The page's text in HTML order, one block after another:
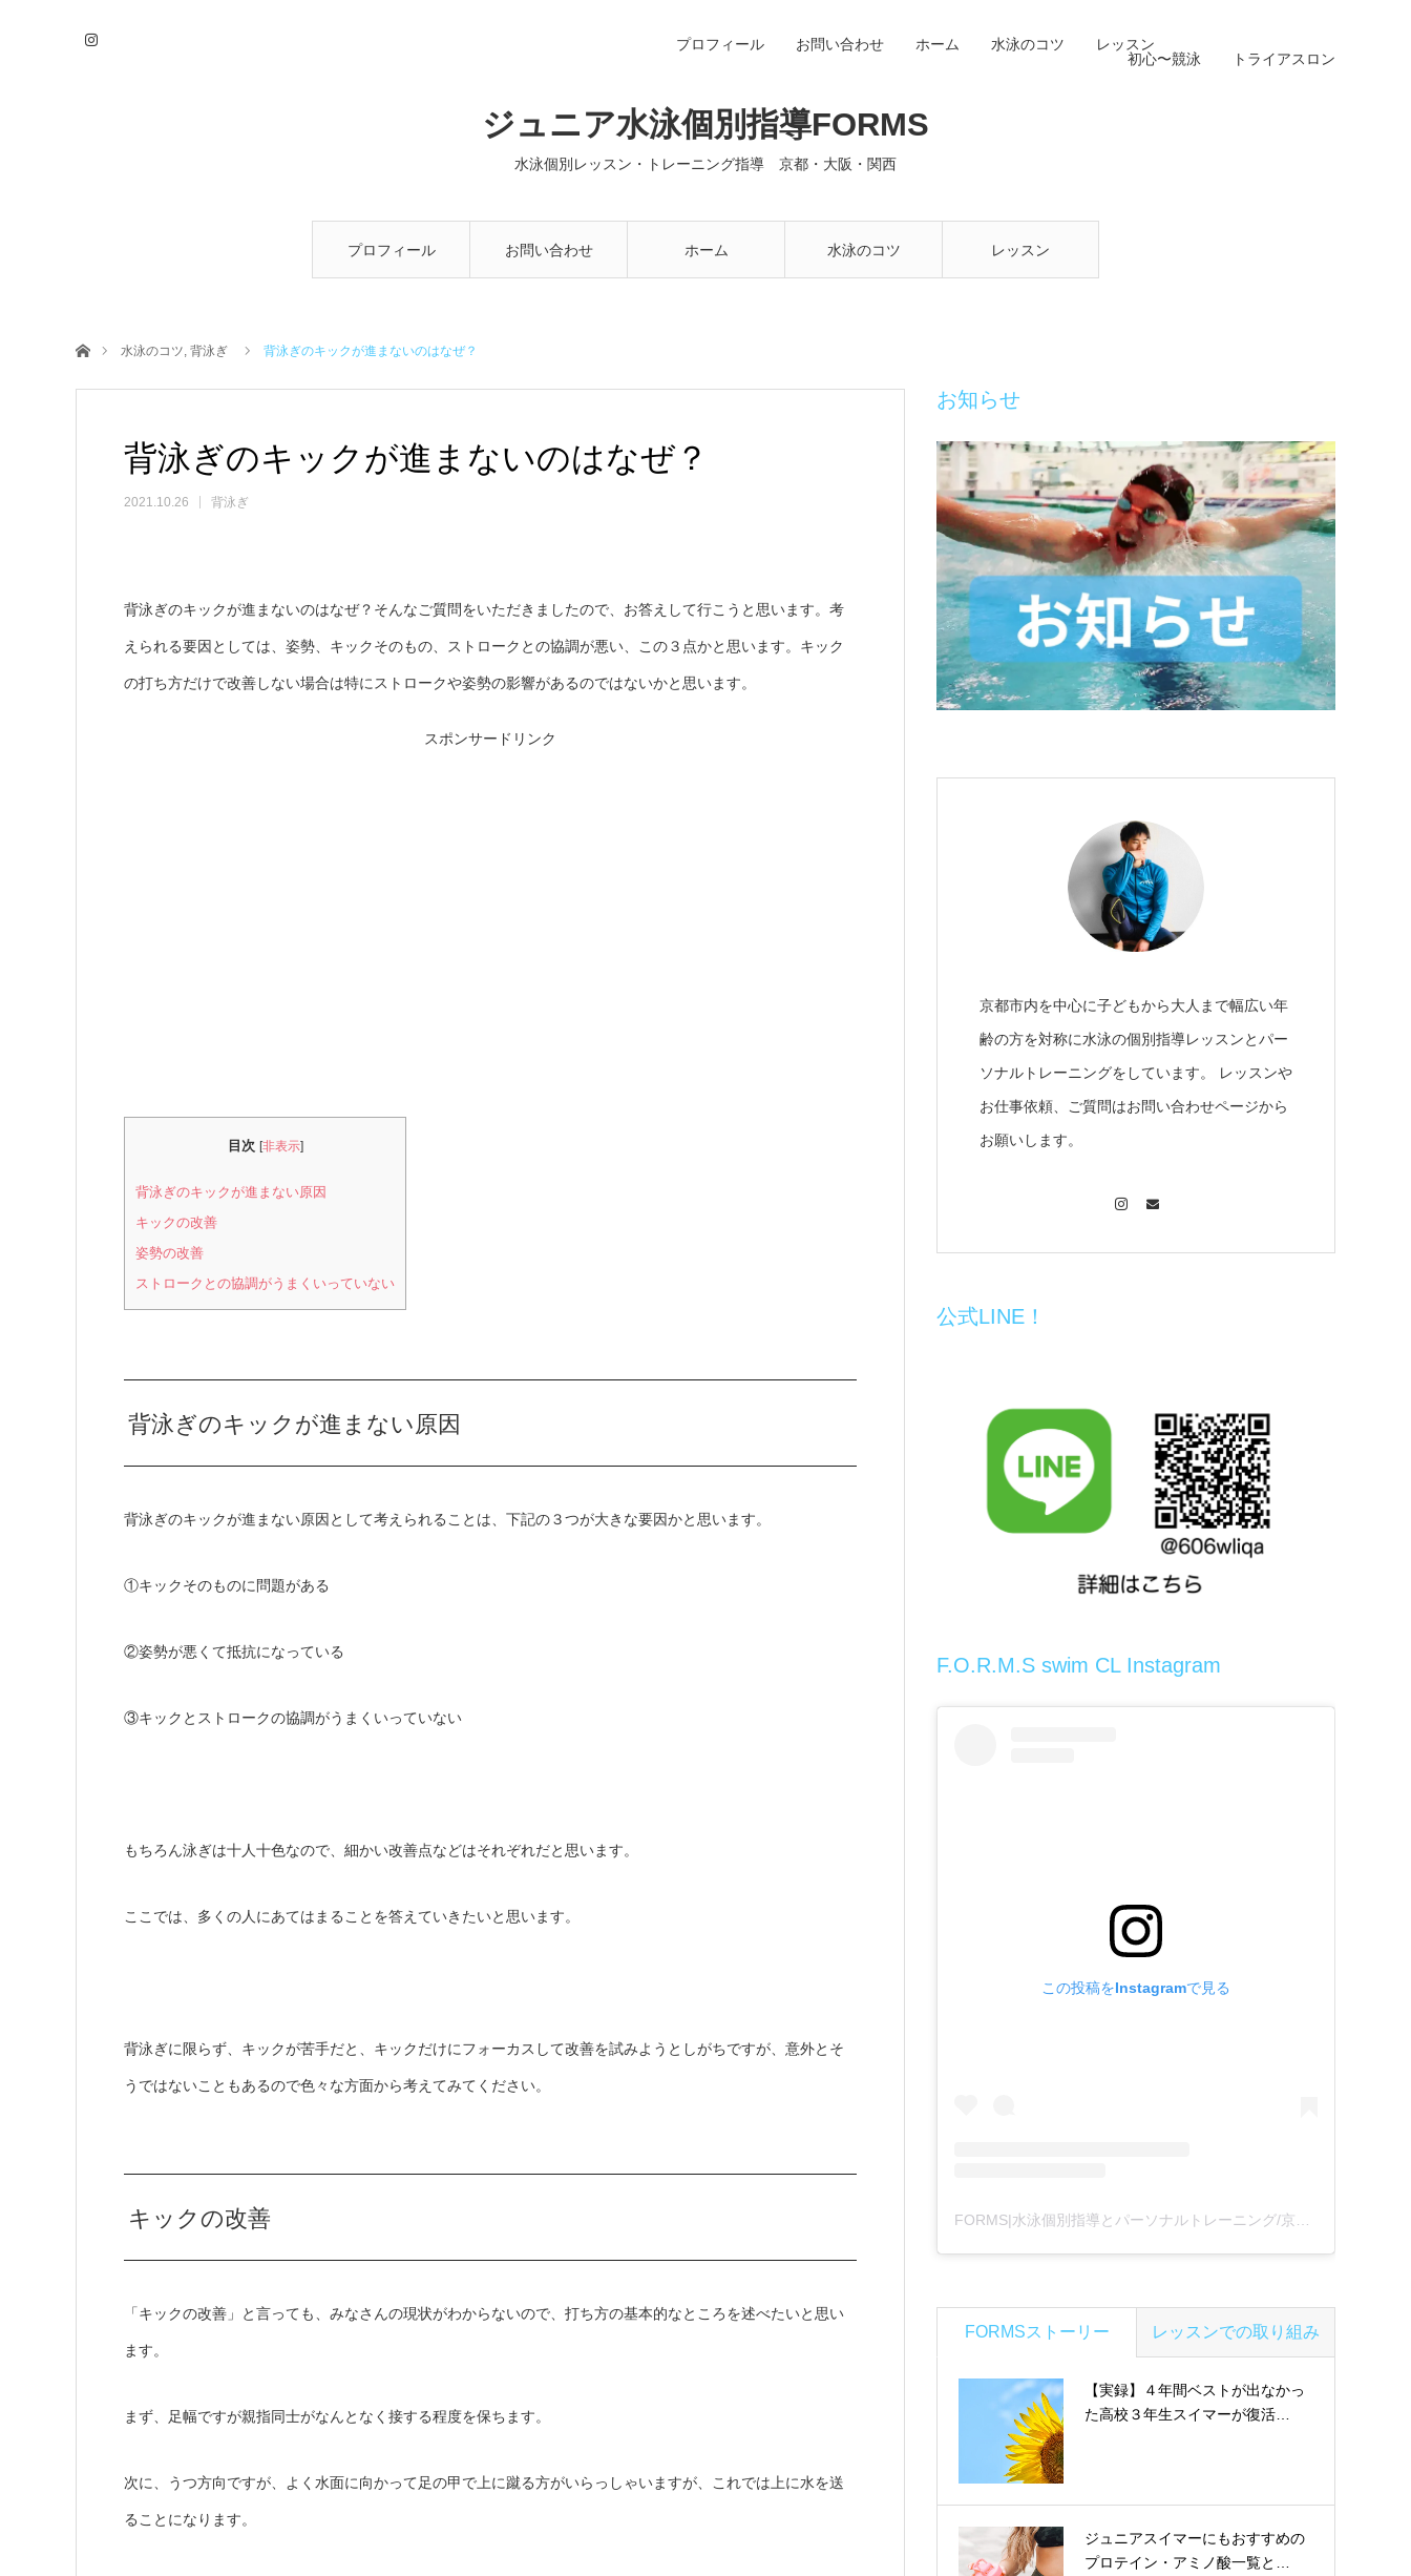
ジュニア水泳個別指導FORMS
水泳個別レッスン・トレーニング指導 京都・大阪・関西
プロフィール お問い合わせ ホーム 水泳のコツ レッスン
プロフィール お問い合わせ ホーム 水泳のコツ
レッスン
初心〜競泳
トライアスロン
ホーム水泳のコツ, 背泳ぎ 背泳ぎのキックが進まないのはなぜ？
背泳ぎのキックが進まないのはなぜ？
2021.10.26 背泳ぎ
背泳ぎのキックが進まないのはなぜ？そんなご質問をいただきましたので、お答えして行こうと思います。考
えられる要因としては、姿勢、キックそのもの、ストロークとの協調が悪い、この３点かと思います。キック
の打ち方だけで改善しない場合は特にストロークや姿勢の影響があるのではないかと思います。
スポンサードリンク
目次 [非表示]
背泳ぎのキックが進まない原因
キックの改善
姿勢の改善
ストロークとの協調がうまくいっていない
背泳ぎのキックが進まない原因
背泳ぎのキックが進まない原因として考えられることは、下記の３つが大きな要因かと思います。
①キックそのものに問題がある
②姿勢が悪くて抵抗になっている
③キックとストロークの協調がうまくいっていない
もちろん泳ぎは十人十色なので、細かい改善点などはそれぞれだと思います。
ここでは、多くの人にあてはまることを答えていきたいと思います。
背泳ぎに限らず、キックが苦手だと、キックだけにフォーカスして改善を試みようとしがちですが、意外とそ
うではないこともあるので色々な方面から考えてみてください。
キックの改善
「キックの改善」と言っても、みなさんの現状がわからないので、打ち方の基本的なところを述べたいと思い
ます。
まず、足幅ですが親指同士がなんとなく接する程度を保ちます。
次に、うつ方向ですが、よく水面に向かって足の甲で上に蹴る方がいらっしゃいますが、これでは上に水を送
ることになります。
お知らせ
京都市内を中心に子どもから大人まで幅広い年
齢の方を対称に水泳の個別指導レッスンとパー
ソナルトレーニングをしています。 レッスンや
お仕事依頼、ご質問はお問い合わせページから
お願いします。
公式LINE！
F.O.R.M.S swim CL Instagram
この投稿をInstagramで見る
FORMSストーリー レッスンでの取り組み
【実録】４年間ベストが出なかっ
た高校３年生スイマーが復活…
ジュニアスイマーにもおすすめの
プロテイン・アミノ酸一覧と…